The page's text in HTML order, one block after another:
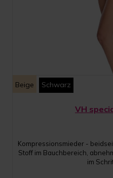
Beige Schwarz
VH
Kompressionsmieder -
Stoff im Bauchbereich,
im